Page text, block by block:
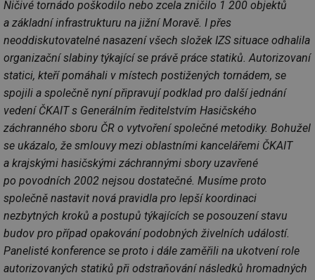
Ničivé tornádo poškodilo nebo zcela zničilo 1 200 objektů
a základní infrastrukturu na jižní Moravě. I přes
neoddiskutovatelné nasazení všech složek IZS situace odhalila
organizační slabiny týkající se právě práce statiků. Autorizovaní
statici, kteří pomáhali v místech postižených tornádem, se
spojili a společně nyní připravují podklad pro další jednání
vedení ČKAIT s Generálním ředitelstvím Hasičského
záchranného sboru ČR o vytvoření společné metodiky. Bohužel
se ukázalo, že smlouvy mezi oblastními kancelářemi ČKAIT
a krajskými hasičskými záchrannými sbory uzavřené
po povodních 2002 nejsou dostatečné. Musíme proto
společně nastavit nová pravidla pro lepší koordinaci
nezbytných kroků a postupů týkajících se posouzení stavu
budov pro případ opakování podobných živelních událostí.
Panelisté konference se proto i dále zaměřili na ukotvení role
autorizovaných statiků při odstraňování následků hromadných